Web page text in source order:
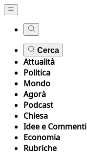
Cerca
Attualità
Politica
Mondo
Agorà
Podcast
Chiesa
Idee e Commenti
Economia
Rubriche